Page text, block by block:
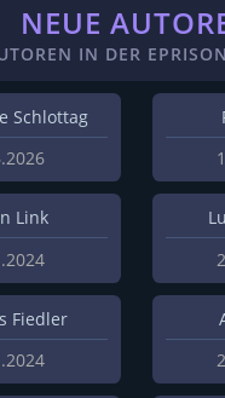
NEUE
IN DER
Schlottag
Link
Fiedler